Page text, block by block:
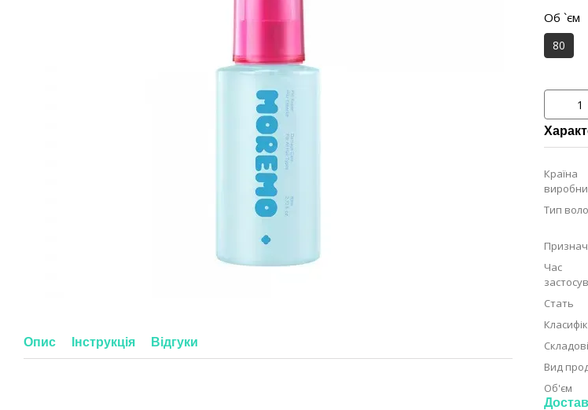
Опис Інструкція Відгуки
Об `єм
80
Країна
Тип
Час
Стать
Складові
Вид
Об'єм